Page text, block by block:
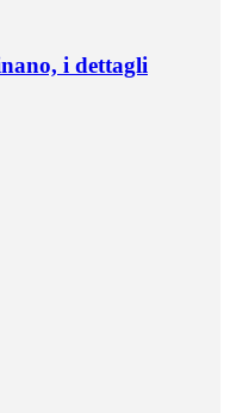
i dettagli